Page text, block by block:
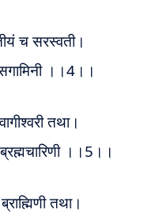
च सरस्वती।
।।4।।
तथा।
।।5।।
तथा।